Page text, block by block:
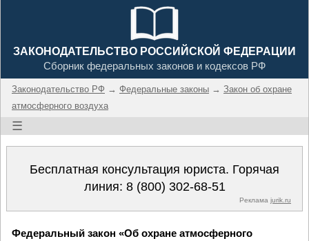
ЗАКОНОДАТЕЛЬСТВО РОССИЙСКОЙ ФЕДЕРАЦИИ
Сборник федеральных законов и кодексов РФ
Законодательство РФ → Федеральные законы → Закон об охране
атмосферного воздуха
☰
Бесплатная консультация юриста. Горячая
линия: 8 (800) 302-68-51
Реклама jurik.ru
Федеральный закон «Об охране атмосферного